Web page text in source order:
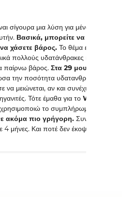
σίγουρα μια λύση για μένα. Έμαθα
Βασικά, μπορείτε να τρώτε ό,
χάσετε βάρος. Το θέμα είναι ότι
πολλούς υδατάνθρακες και λίπη.
παίρνω βάρος. Στα 29 μου ζύγιζα 95
την ποσότητα υδατανθράκων, το
να μειώνεται, αν και συνέχισα να
Τότε έμαθα για το W-loss.
το συμπλήρωμα,
ακόμα πιο γρήγορη. Συνολικά,
μήνες. Και ποτέ δεν έκοψα τις